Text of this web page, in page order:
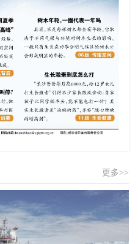
更多>>